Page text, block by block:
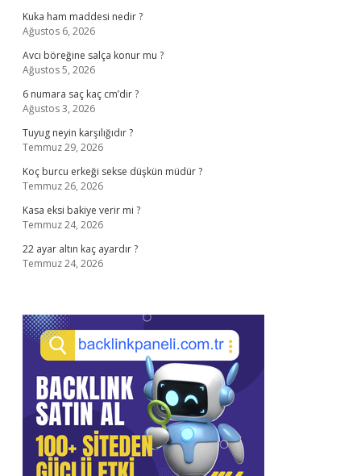
Kuka ham maddesi nedir ?
Ağustos 6, 2026
Avcı böreğine salça konur mu ?
Ağustos 5, 2026
6 numara saç kaç cm’dir ?
Ağustos 3, 2026
Tuyug neyin karşılığıdır ?
Temmuz 29, 2026
Koç burcu erkeği sekse düşkün müdür ?
Temmuz 26, 2026
Kasa eksi bakiye verir mi ?
Temmuz 24, 2026
22 ayar altın kaç ayardır ?
Temmuz 24, 2026